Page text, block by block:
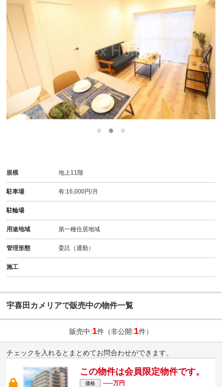
規模 地上11階
駐車場 有:16,000円/月
駐輪場
用途地域 第一種住居地域
管理形態 委託（通勤）
施工
宇喜田カメリアで販売中の物件一覧
販売中:1件（非公開:1件）
チェックを入れるとまとめてお問合わせができます。
この物件は会員限定物件です。
価格 -----万円